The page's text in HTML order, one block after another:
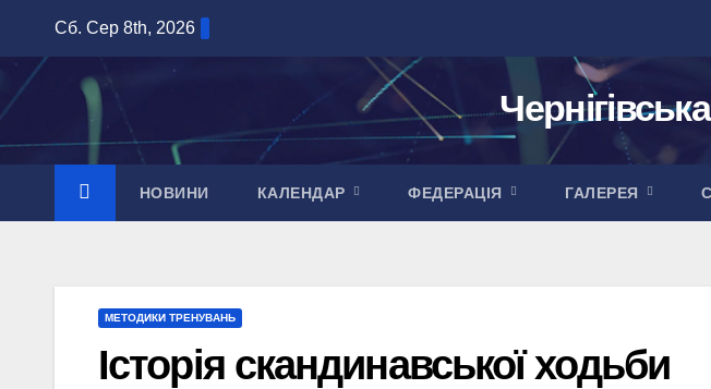
вмісту
Сб. Сер 8th, 2026
НОВИНИ КАЛЕНДАР ФЕДЕРАЦІЯ ГАЛЕРЕЯ
МЕТОДИКИ ТРЕНУВАНЬ
Історія скандинавської ходьби